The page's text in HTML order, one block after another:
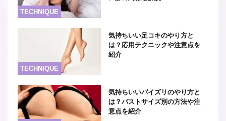
TECHNIQUE
TECHNIQUE
気持ちいい足コキのやり方と
は？応用テクニックや注意点を
紹介
気持ちいいパイズリのやり方と
は？バストサイズ別の方法や注
意点を紹介